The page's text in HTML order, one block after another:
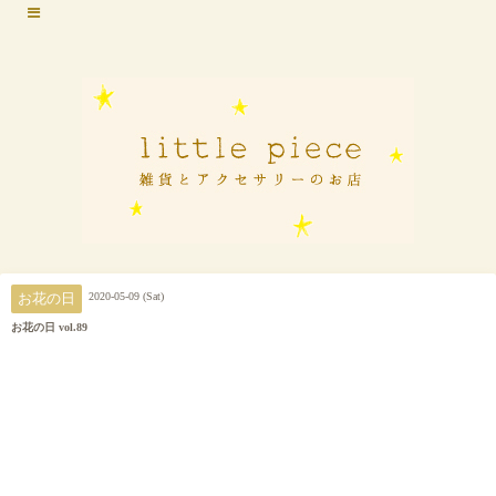
お花の日 2020-05-09 (Sat)
お花の日 vol.89